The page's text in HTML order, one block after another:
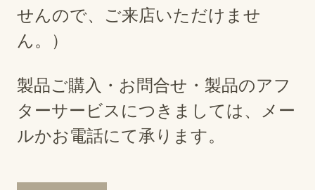
せんので、ご来店いただけませ
ん。）
製品ご購入・お問合せ・製品のアフ
ターサービスにつきましては、メー
ルかお電話にて承ります。